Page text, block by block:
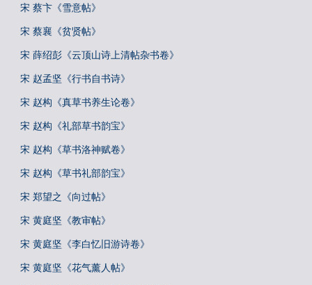
宋 蔡卞《雪意帖》
宋 蔡襄《贫贤帖》
宋 薛绍彭《云顶山诗上清帖杂书卷》
宋 赵孟坚《行书自书诗》
宋 赵构《真草书养生论卷》
宋 赵构《礼部草书韵宝》
宋 赵构《草书洛神赋卷》
宋 赵构《草书礼部韵宝》
宋 郑望之《向过帖》
宋 黄庭坚《教审帖》
宋 黄庭坚《李白忆旧游诗卷》
宋 黄庭坚《花气薰人帖》